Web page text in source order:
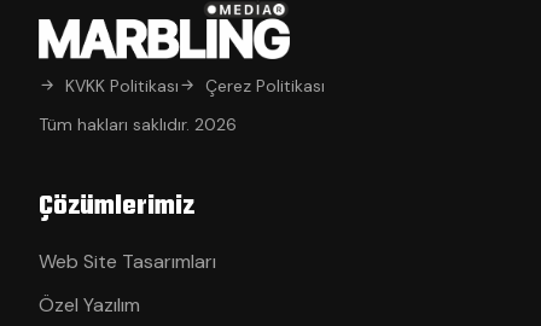
KVKK Politikası
Çerez Politikası
Tüm hakları saklıdır. 2026
Çözümlerimiz
Web Site Tasarımları
Özel Yazılım